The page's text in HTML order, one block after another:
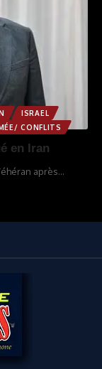
ISRAEL
CONFLITS
en Iran
après…